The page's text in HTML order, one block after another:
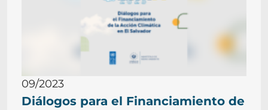
09/2023
Diálogos para el Financiamiento de